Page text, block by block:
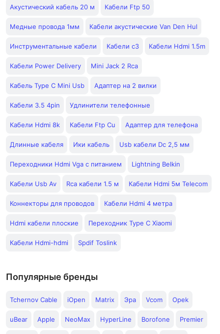
Акустический кабель 20 м Кабели Ftp 50
Медные провода 1мм Кабели акустические Van Den Hul
Инструментальные кабели Кабели с3 Кабели Hdmi 1.5m
Кабели Power Delivery Mini Jack 2 Rca
Кабель Type C Mini Usb Адаптер на 2 вилки
Кабели 3.5 4pin Удлинители телефонные
Кабели Hdmi 8k Кабели Ftp Cu Адаптер для телефона
Длинные кабеля Ики кабель Usb кабели Dc 2,5 мм
Переходники Hdmi Vga с питанием Lightning Belkin
Кабели Usb Av Rca кабели 1.5 м Кабели Hdmi 5м Telecom
Коннекторы для проводов Кабели Hdmi 4 метра
Hdmi кабели плоские Переходник Type C Xiaomi
Кабели Hdmi-hdmi Spdif Toslink
Популярные бренды
Tchernov Cable iOpen Matrix Эра Vcom Opek
uBear Apple NeoMax HyperLine Borofone Premier